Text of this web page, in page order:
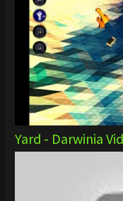
Yard - Darwinia